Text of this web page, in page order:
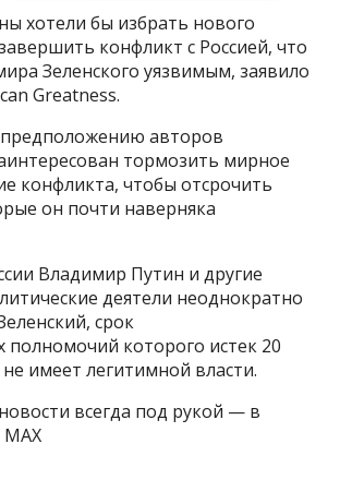
хотели бы избрать нового
конфликт с Россией, что
Зеленского уязвимым, заявило
Greatness.
предположению авторов
тормозить мирное
конфликта, чтобы отсрочить
он почти наверняка
Владимир Путин и другие
деятели неоднократно
срок
полномочий которого истек 20
имеет легитимной власти.
всегда под рукой — в